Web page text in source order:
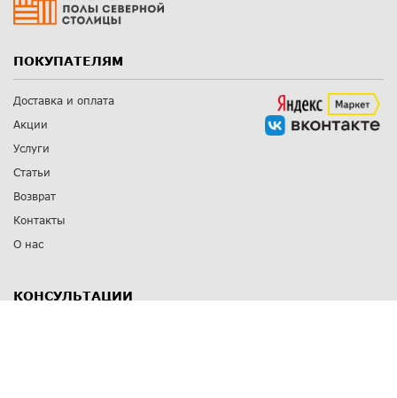
ПОКУПАТЕЛЯМ
Доставка и оплата
Акции
Услуги
Статьи
Возврат
Контакты
О нас
КОНСУЛЬТАЦИИ